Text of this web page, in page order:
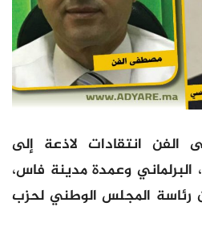
انتقادات لاذعة إلى
البرلماني وعمدة مدينة فاس،
رئاسة المجلس الوطني لحزب